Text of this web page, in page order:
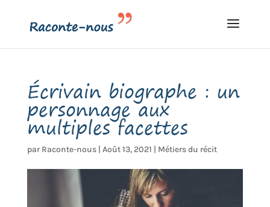
Écrivain biographe : un
personnage aux
multiples facettes
par Raconte-nous| Août 13, 2021 | Métiers du récit